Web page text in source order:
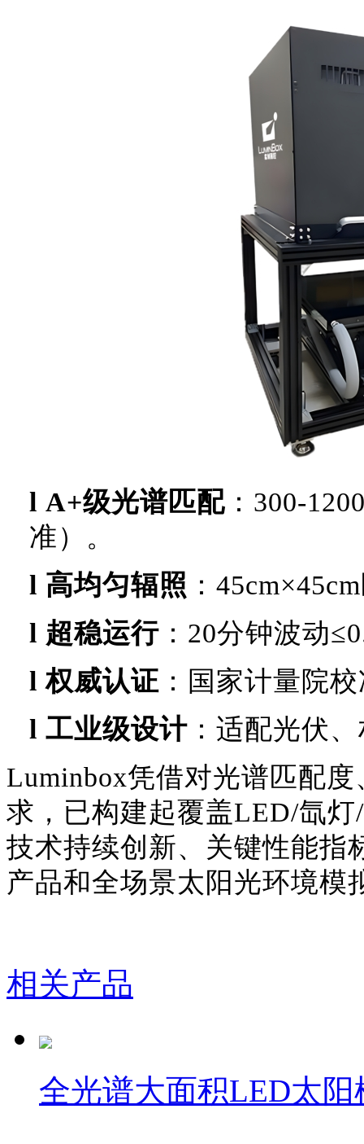
l A+级光谱匹配 ： 300-
准）。
l 高均匀辐照 ：
l 超稳运行 ： 20分钟波动
l权威认证 ：国家计量院
l 工业级设计 ：适配光伏
Luminbox凭借对光谱匹配
求，已构建起覆盖LED/氙
技术持续创新、关键性能指
产品和全场景太阳光环境模
相关产品
全光谱大面积LED太阳